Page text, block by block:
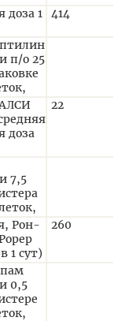
доза 1
414
п/о 25
доза
22
7,5
Рон-
1 сут)
260
0,5